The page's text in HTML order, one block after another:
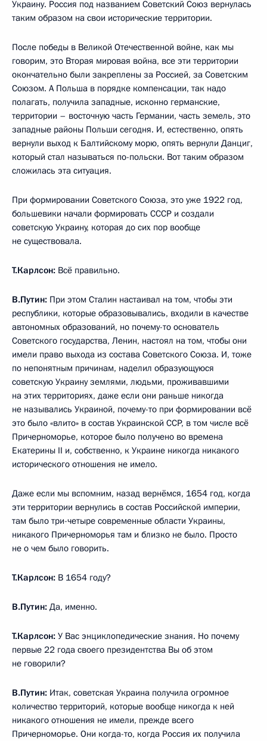
Украину. Россия под названием Советский Союз вернулась
таким образом на свои исторические территории.
После победы в Великой Отечественной войне, как мы
говорим, это Вторая мировая война, все эти территории
окончательно были закреплены за Россией, за Советским
Союзом. А Польша в порядке компенсации, так надо
полагать, получила западные, исконно германские,
территории – восточную часть Германии, часть земель, это
западные районы Польши сегодня. И, естественно, опять
вернули выход к Балтийскому морю, опять вернули Данциг,
который стал называться по-польски. Вот таким образом
сложилась эта ситуация.
При формировании Советского Союза, это уже 1922 год,
большевики начали формировать СССР и создали
советскую Украину, которая до сих пор вообще
не существовала.
Т.Карлсон: Всё правильно.
В.Путин: При этом Сталин настаивал на том, чтобы эти
республики, которые образовывались, входили в качестве
автономных образований, но почему-то основатель
Советского государства, Ленин, настоял на том, чтобы они
имели право выхода из состава Советского Союза. И, тоже
по непонятным причинам, наделил образующуюся
советскую Украину землями, людьми, проживавшими
на этих территориях, даже если они раньше никогда
не назывались Украиной, почему-то при формировании всё
это было «влито» в состав Украинской ССР, в том числе всё
Причерноморье, которое было получено во времена
Екатерины II и, собственно, к Украине никогда никакого
исторического отношения не имело.
Даже если мы вспомним, назад вернёмся, 1654 год, когда
эти территории вернулись в состав Российской империи,
там было три-четыре современные области Украины,
никакого Причерноморья там и близко не было. Просто
не о чем было говорить.
Т.Карлсон: В 1654 году?
В.Путин: Да, именно.
Т.Карлсон: У Вас энциклопедические знания. Но почему
первые 22 года своего президентства Вы об этом
не говорили?
В.Путин: Итак, советская Украина получила огромное
количество территорий, которые вообще никогда к ней
никакого отношения не имели, прежде всего
Причерноморье. Они когда-то, когда Россия их получила